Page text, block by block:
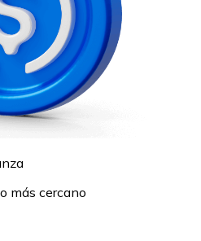
más cercano